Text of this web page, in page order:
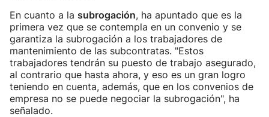
En cuanto a la subrogación, ha apuntado que es la
primera vez que se contempla en un convenio y se
garantiza la subrogación a los trabajadores de
mantenimiento de las subcontratas. "Estos
trabajadores tendrán su puesto de trabajo asegurado,
al contrario que hasta ahora, y eso es un gran logro
teniendo en cuenta, además, que en los convenios de
empresa no se puede negociar la subrogación", ha
señalado.